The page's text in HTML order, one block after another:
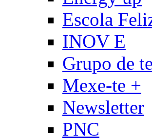
Escola
INOV E
Grupo de
Mexe-te +
Newsletter
PNC